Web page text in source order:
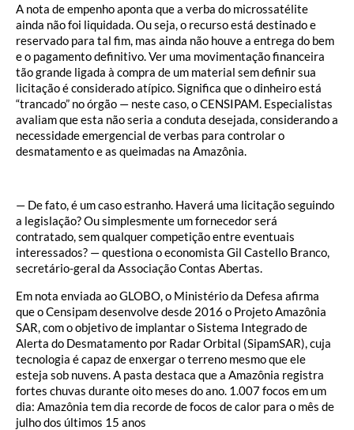
A nota de empenho aponta que a verba do microssatélite
ainda não foi liquidada. Ou seja, o recurso está destinado e
reservado para tal fim, mas ainda não houve a entrega do bem
e o pagamento definitivo. Ver uma movimentação financeira
tão grande ligada à compra de um material sem definir sua
licitação é considerado atípico. Significa que o dinheiro está
“trancado” no órgão — neste caso, o CENSIPAM. Especialistas
avaliam que esta não seria a conduta desejada, considerando a
necessidade emergencial de verbas para controlar o
desmatamento e as queimadas na Amazônia.
— De fato, é um caso estranho. Haverá uma licitação seguindo
a legislação? Ou simplesmente um fornecedor será
contratado, sem qualquer competição entre eventuais
interessados? — questiona o economista Gil Castello Branco,
secretário-geral da Associação Contas Abertas.
Em nota enviada ao GLOBO, o Ministério da Defesa afirma
que o Censipam desenvolve desde 2016 o Projeto Amazônia
SAR, com o objetivo de implantar o Sistema Integrado de
Alerta do Desmatamento por Radar Orbital (SipamSAR), cuja
tecnologia é capaz de enxergar o terreno mesmo que ele
esteja sob nuvens. A pasta destaca que a Amazônia registra
fortes chuvas durante oito meses do ano. 1.007 focos em um
dia: Amazônia tem dia recorde de focos de calor para o mês de
julho dos últimos 15 anos